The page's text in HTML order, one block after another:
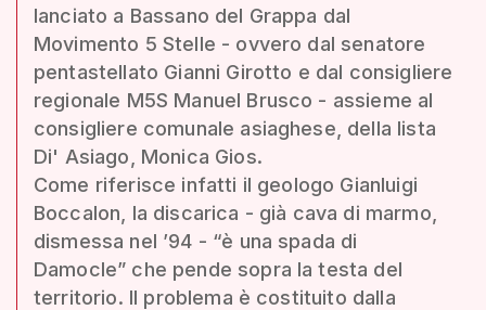
lanciato a Bassano del Grappa dal
Movimento 5 Stelle - ovvero dal senatore
pentastellato Gianni Girotto e dal consigliere
regionale M5S Manuel Brusco - assieme al
consigliere comunale asiaghese, della lista
Di' Asiago, Monica Gios.
Come riferisce infatti il geologo Gianluigi
Boccalon, la discarica - già cava di marmo,
dismessa nel ’94 - “è una spada di
Damocle” che pende sopra la testa del
territorio. Il problema è costituito dalla